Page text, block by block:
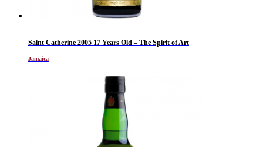
Saint Catherine 2005 17 Years Old – The Spirit of Art
Jamaica